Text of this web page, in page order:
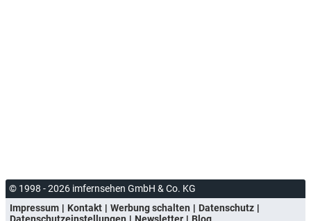
© 1998 - 2026 imfernsehen GmbH & Co. KG
Impressum
Kontakt Werbung schalten
Datenschutz